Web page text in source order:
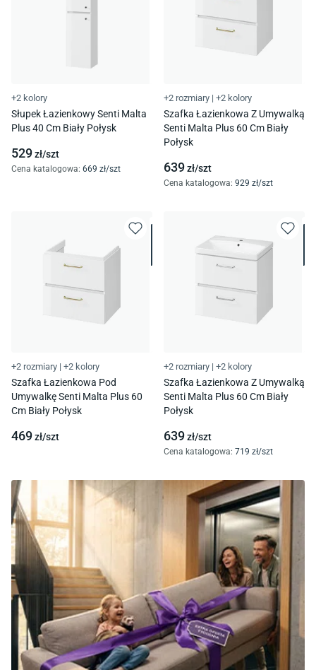
+2 kolory
Słupek Łazienkowy Senti Malta
Plus 40 Cm Biały Połysk
529zł/szt
Cena katalogowa: 669 zł/szt
+2 rozmiary | +2 kolory
Szafka Łazienkowa Z Umywalką
Senti Malta Plus 60 Cm Biały
Połysk
639zł/szt
Cena katalogowa: 929 zł/szt
+2 rozmiary | +2 kolory
Szafka Łazienkowa Pod
Umywalkę Senti Malta Plus 60
Cm Biały Połysk
469zł/szt
+2 rozmiary | +2 kolory
Szafka Łazienkowa Z Umywalką
Senti Malta Plus 60 Cm Biały
Połysk
639zł/szt
Cena katalogowa: 719 zł/szt